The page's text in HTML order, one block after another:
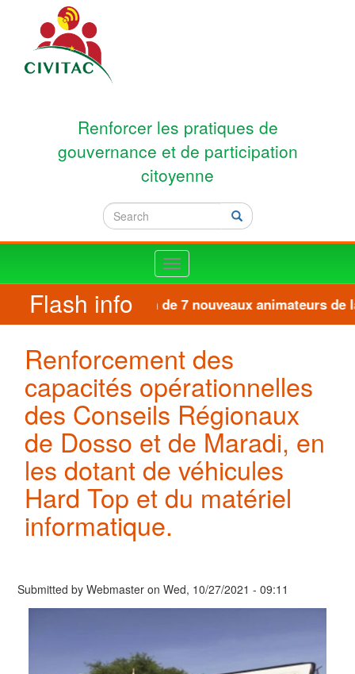
Skip to main content
Renforcer les pratiques de
gouvernance et de participation
citoyenne
Search Search
Toggle
navigation
Flash infoFormation de 7 nouveaux animateurs de
Renforcement des
capacités opérationnelles
des Conseils Régionaux
de Dosso et de Maradi, en
les dotant de véhicules
Hard Top et du matériel
informatique.
Submitted by Webmaster on Wed, 10/27/2021 - 09:11